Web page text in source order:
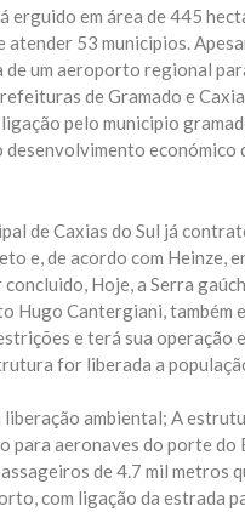
erguido em área de 445
atender 53 municipios.
de um aeroporto regional
de Gramado e
pelo municipio
económico
de Caxias do Sul já
e, de acordo com Heinze,
Hoje, a Serra
Hugo Cantergiani, também
e terá sua operação
for liberada a
ambiental; A
para aeronaves do porte do
de 4.7 mil metros
com ligação da estrada